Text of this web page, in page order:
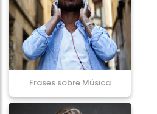
Frases sobre Música